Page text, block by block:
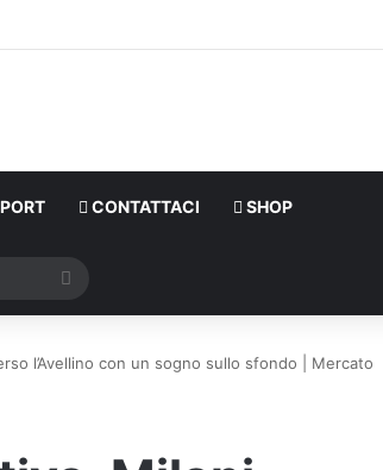
CONTATTACI SHOP
Cerca
l’Avellino con un sogno sullo sfondo | Mercato